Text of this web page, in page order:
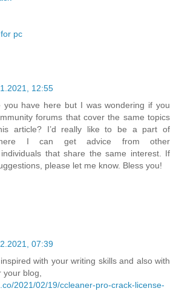
pc
12:55
you have here but I was wondering if you
forums that cover the same topics
article? I’d really like to be a part of
I can get advice from other
individuals that share the same interest. If
please let me know. Bless you!
07:39
with your writing skills and also with
blog,
2021/02/19/ccleaner-pro-crack-license-